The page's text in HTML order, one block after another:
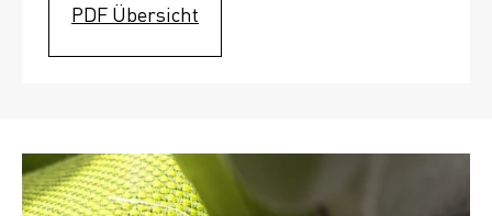
PDF Übersicht